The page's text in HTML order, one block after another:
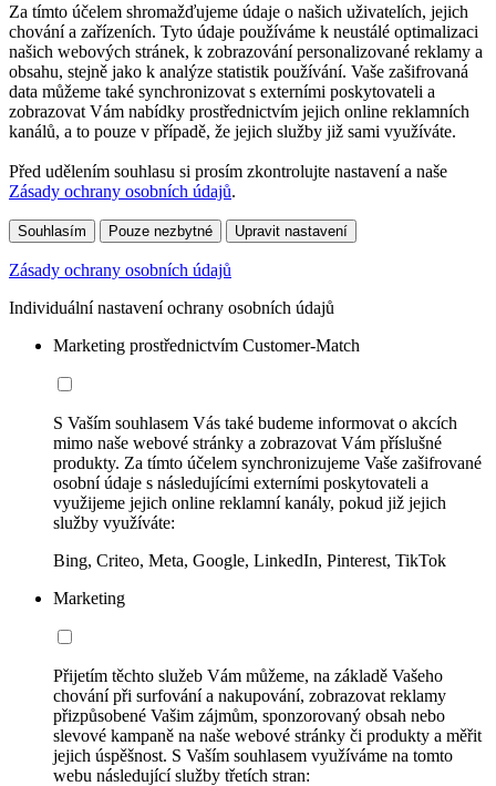
Za tímto účelem shromažďujeme údaje o našich uživatelích, jejich
chování a zařízeních. Tyto údaje používáme k neustálé optimalizaci
našich webových stránek, k zobrazování personalizované reklamy a
obsahu, stejně jako k analýze statistik používání. Vaše zašifrovaná
data můžeme také synchronizovat s externími poskytovateli a
zobrazovat Vám nabídky prostřednictvím jejich online reklamních
kanálů, a to pouze v případě, že jejich služby již sami využíváte.
Před udělením souhlasu si prosím zkontrolujte nastavení a naše
Zásady ochrany osobních údajů.
Souhlasím Pouze nezbytné Upravit nastavení
Zásady ochrany osobních údajů
Individuální nastavení ochrany osobních údajů
Marketing prostřednictvím Customer-Match
S Vaším souhlasem Vás také budeme informovat o akcích
mimo naše webové stránky a zobrazovat Vám příslušné
produkty. Za tímto účelem synchronizujeme Vaše zašifrované
osobní údaje s následujícími externími poskytovateli a
využijeme jejich online reklamní kanály, pokud již jejich
služby využíváte:
Bing, Criteo, Meta, Google, LinkedIn, Pinterest, TikTok
Marketing
Přijetím těchto služeb Vám můžeme, na základě Vašeho
chování při surfování a nakupování, zobrazovat reklamy
přizpůsobené Vašim zájmům, sponzorovaný obsah nebo
slevové kampaně na naše webové stránky či produkty a měřit
jejich úspěšnost. S Vaším souhlasem využíváme na tomto
webu následující služby třetích stran: